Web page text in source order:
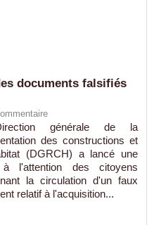
documents falsifiés
générale de la
des constructions et
(DGRCH) a lancé une
à l'attention des citoyens
la circulation d'un faux
relatif à l'acquisition...